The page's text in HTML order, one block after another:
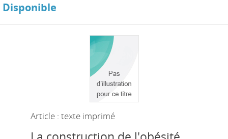
Disponible
Article : texte imprimé